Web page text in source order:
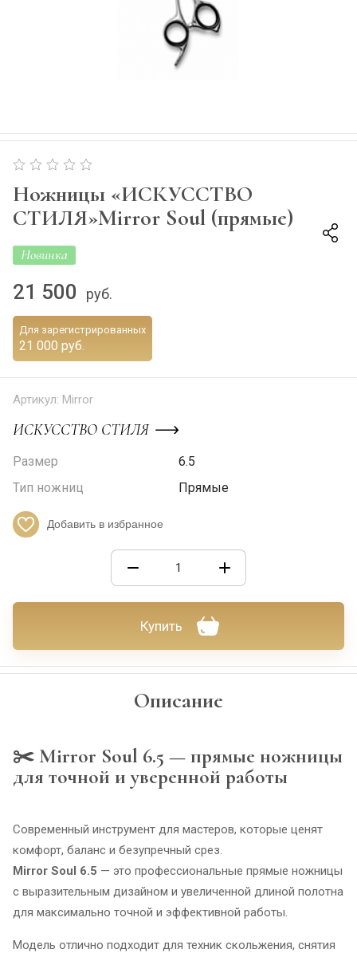
Ножницы «ИСКУССТВО
СТИЛЯ»Mirror Soul (прямые)
Новинка
21 500 руб.
Для зарегистрированных
21 000 руб.
Артикул: Mirror
ИСКУССТВО СТИЛЯ
Размер
6.5
Тип ножниц
Прямые
Добавить в избранное
Купить
Описание
✂️ Mirror Soul 6.5 — прямые ножницы
для точной и уверенной работы
Современный инструмент для мастеров, которые ценят
комфорт, баланс и безупречный срез.
Mirror Soul 6.5 — это профессиональные прямые ножницы
с выразительным дизайном и увеличенной длиной полотна
для максимально точной и эффективной работы.
Модель отлично подходит для техник скольжения, снятия